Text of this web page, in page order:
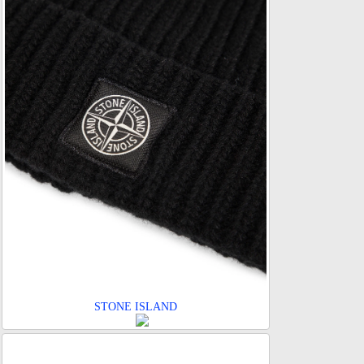
STONE ISLAND